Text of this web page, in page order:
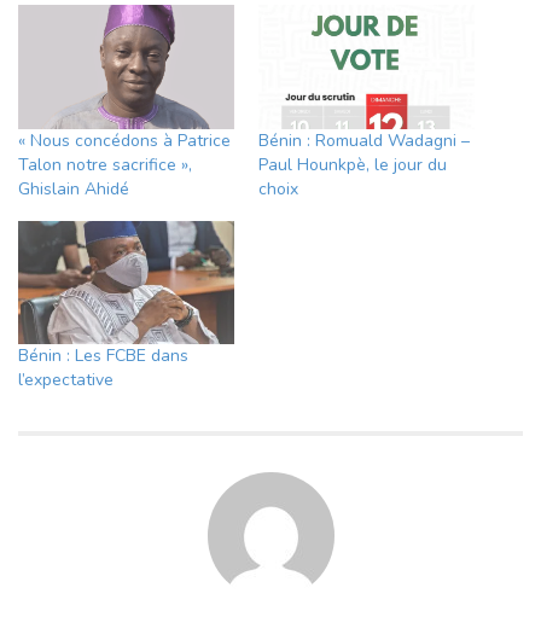
« Nous concédons à Patrice
Talon notre sacrifice »,
Ghislain Ahidé
Bénin : Romuald Wadagni –
Paul Hounkpè, le jour du
choix
Bénin : Les FCBE dans
l’expectative